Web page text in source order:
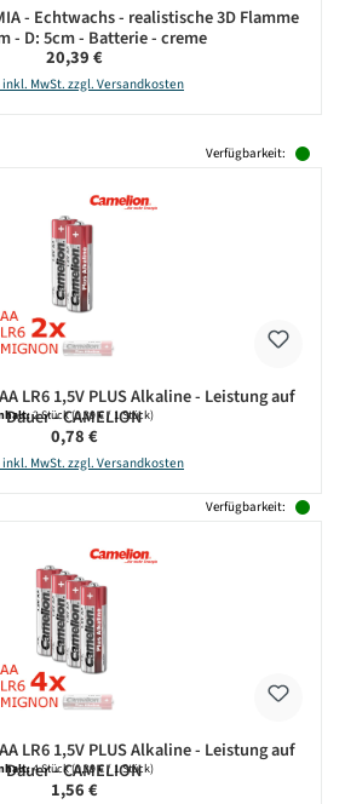
- Echtwachs - realistische 3D Flamme
- D: 5cm - Batterie - creme
Regulärer Preis:
20,39 €
inkl. MwSt. zzgl. Versandkosten
Verfügbarkeit:
LR6 1,5V PLUS Alkaline - Leistung auf
Dauer - CAMELION
2 Stück(0,39 € / 1 Stück)
Regulärer Preis:
0,78 €
inkl. MwSt. zzgl. Versandkosten
Verfügbarkeit:
LR6 1,5V PLUS Alkaline - Leistung auf
Dauer - CAMELION
4 Stück(0,39 € / 1 Stück)
Regulärer Preis:
1,56 €